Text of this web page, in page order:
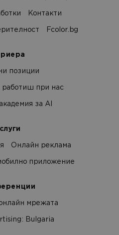
Контакти
Fcolor.bg
позиции
работиш при нас
за AI
Онлайн реклама
приложение
мрежата
Bulgaria